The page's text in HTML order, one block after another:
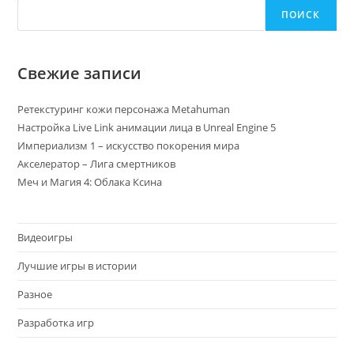
ПОИСК
Свежие записи
Ретекстуринг кожи персонажа Metahuman
Настройка Live Link анимации лица в Unreal Engine 5
Империализм 1 – искусство покорения мира
Акселератор – Лига смертников
Меч и Магия 4: Облака Ксина
Видеоигры
Лучшие игры в истории
Разное
Разработка игр